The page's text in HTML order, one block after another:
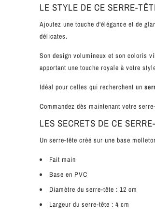
LE STYLE DE CE SERRE-
Ajoutez une touche d'élégance et de
délicates.
Son design volumineux et son coloris
apportant une touche royale à votre
Idéal pour celles qui recherchent un
Commandez dès maintenant votre
LES SECRETS DE CE
Un serre-tête créé sur une base
Fait main
Base en PVC
Diamètre du serre-tête : 12 cm
Largeur du serre-tête : 4 cm